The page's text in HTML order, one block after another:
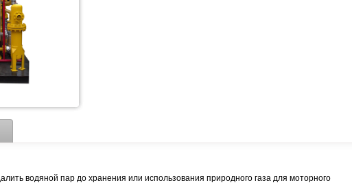
водяной пар до хранения или использования природного газа для моторного